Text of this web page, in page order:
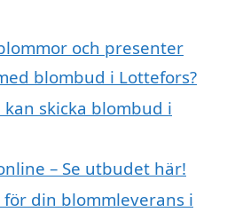
och presenter
blombud i Lottefors?
skicka blombud i
– Se utbudet här!
din blommleverans i